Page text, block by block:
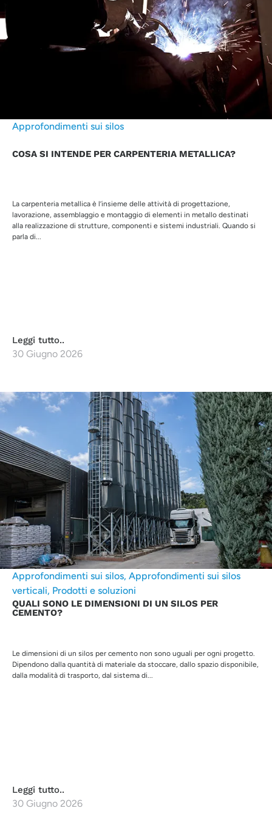
Approfondimenti sui silos
COSA SI INTENDE PER CARPENTERIA METALLICA?
La carpenteria metallica è l’insieme delle attività di progettazione,
lavorazione, assemblaggio e montaggio di elementi in metallo destinati
alla realizzazione di strutture, componenti e sistemi industriali. Quando si
parla di...
Leggi tutto..
30 Giugno 2026
Approfondimenti sui silos, Approfondimenti sui silos
verticali, Prodotti e soluzioni
QUALI SONO LE DIMENSIONI DI UN SILOS PER
CEMENTO?
Le dimensioni di un silos per cemento non sono uguali per ogni progetto.
Dipendono dalla quantità di materiale da stoccare, dallo spazio disponibile,
dalla modalità di trasporto, dal sistema di...
Leggi tutto..
30 Giugno 2026